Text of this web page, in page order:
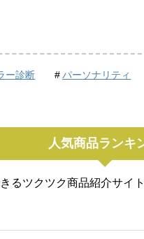
ー診断 パーソナリティ
人気商品ランキ
るツクツク商品紹介サイ